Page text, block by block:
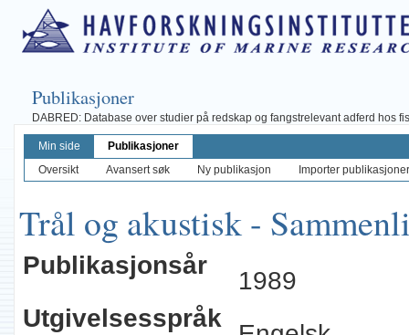
Publikasjoner
DABRED: Database over studier på redskap og fangstrelevant adferd hos
Min side
Publikasjoner
Oversikt
Avansert søk Ny publikasjon Importer
Trål og akustisk -
Publikasjonsår
1989
Utgivelsesspråk